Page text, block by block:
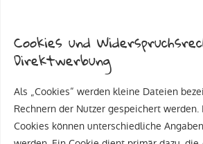
Cookies und
Direktwerbung
Als „Cookies“ werden kleine Dateien
Rechnern der Nutzer gespeichert
Cookies können unterschiedliche